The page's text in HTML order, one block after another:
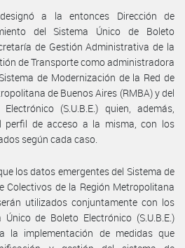
a la entonces Dirección de
del Sistema Único de Boleto
de Gestión Administrativa de la
de Transporte como administradora
de Modernización de la Red de
de Buenos Aires (RMBA) y del
(S.U.B.E.) quien, además,
perfil de acceso a la misma, con los
según cada caso.
los datos emergentes del Sistema de
Colectivos de la Región Metropolitana
utilizados conjuntamente con los
de Boleto Electrónico (S.U.B.E.)
la implementación de medidas que